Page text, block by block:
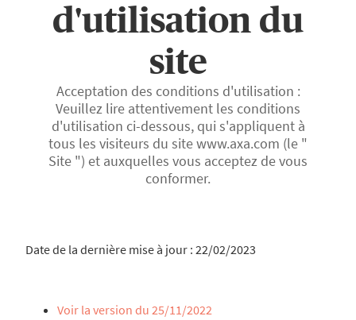
d'utilisation du
site
Acceptation des conditions d'utilisation :
Veuillez lire attentivement les conditions
d'utilisation ci-dessous, qui s'appliquent à
tous les visiteurs du site www.axa.com (le "
Site ") et auxquelles vous acceptez de vous
conformer.
Date de la dernière mise à jour : 22/02/2023
Voir la version du 25/11/2022